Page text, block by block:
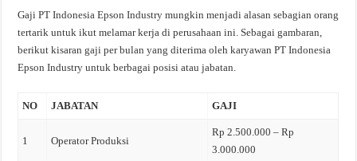
Gaji PT Indonesia Epson Industry mungkin menjadi alasan sebagian orang
tertarik untuk ikut melamar kerja di perusahaan ini. Sebagai gambaran,
berikut kisaran gaji per bulan yang diterima oleh karyawan PT Indonesia
Epson Industry untuk berbagai posisi atau jabatan.
NO JABATAN GAJI
1 Operator Produksi
Rp 2.500.000 – Rp
3.000.000